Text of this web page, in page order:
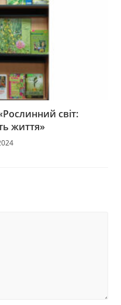
світ:
життя»